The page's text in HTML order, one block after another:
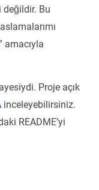
Bu
amacıyla
Proje açık
inceleyebilirsiniz.
README’yi